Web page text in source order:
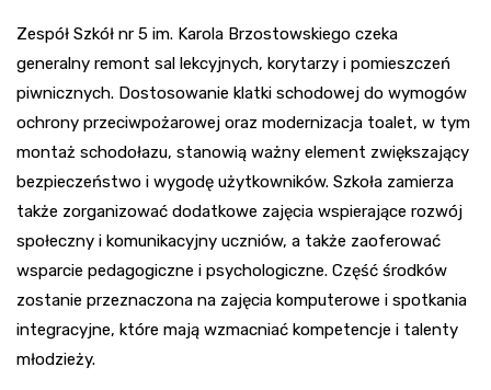
Zespół Szkół nr 5 im. Karola Brzostowskiego czeka
generalny remont sal lekcyjnych, korytarzy i pomieszczeń
piwnicznych. Dostosowanie klatki schodowej do wymogów
ochrony przeciwpożarowej oraz modernizacja toalet, w tym
montaż schodołazu, stanowią ważny element zwiększający
bezpieczeństwo i wygodę użytkowników. Szkoła zamierza
także zorganizować dodatkowe zajęcia wspierające rozwój
społeczny i komunikacyjny uczniów, a także zaoferować
wsparcie pedagogiczne i psychologiczne. Część środków
zostanie przeznaczona na zajęcia komputerowe i spotkania
integracyjne, które mają wzmacniać kompetencje i talenty
młodzieży.